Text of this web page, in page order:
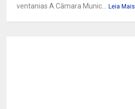
ventanias A Câmara Munic...
Leia Mais